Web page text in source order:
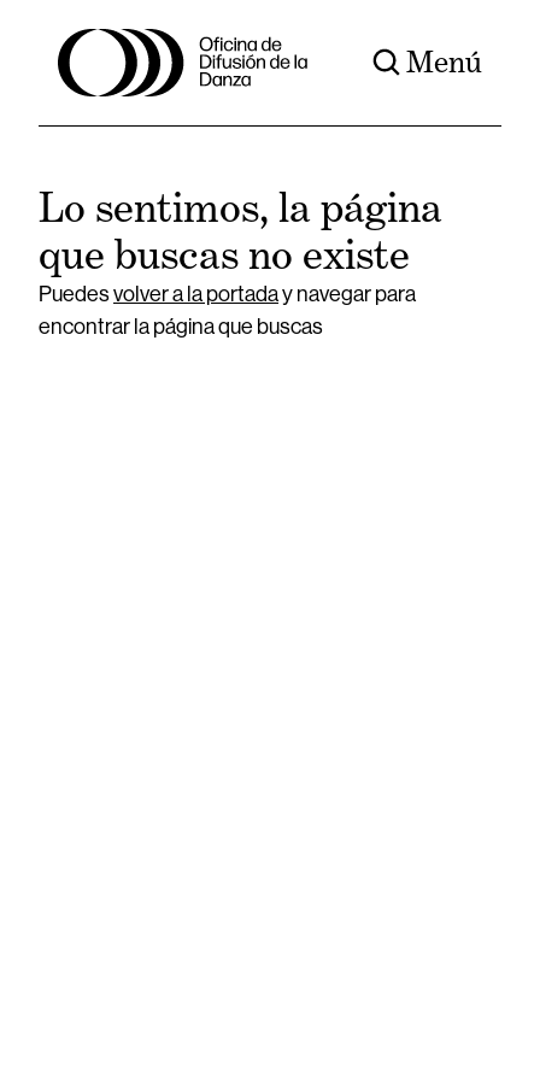
Menú
Lo sentimos, la página
que buscas no existe
Puedesvolver a la portaday navegar para
encontrar la página que buscas